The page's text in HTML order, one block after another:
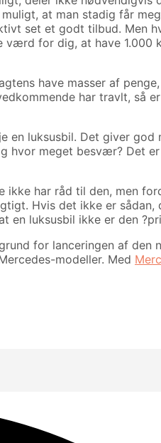
at man stadig får
set et godt tilbud. Men
for dig, at have 1.000
have masser af
har travlt, så
en luksusbil. Det giver
hvor meget besvær? Det
ikke har råd til den, men
Hvis det ikke er sådan,
en luksusbil ikke er den
for lanceringen af den
modeller. Med